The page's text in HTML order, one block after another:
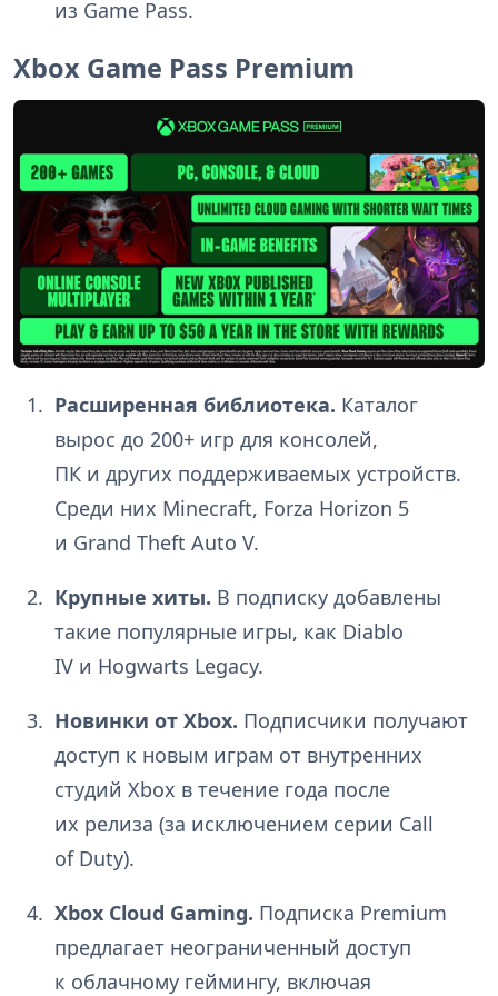
из Game Pass.
Xbox Game Pass Premium
Расширенная библиотека. Каталог
вырос до 200+ игр для консолей,
ПК и других поддерживаемых устройств.
Среди них Minecraft, Forza Horizon 5
и Grand Theft Auto V.
Крупные хиты. В подписку добавлены
такие популярные игры, как Diablo
IV и Hogwarts Legacy.
Новинки от Xbox. Подписчики получают
доступ к новым играм от внутренних
студий Xbox в течение года после
их релиза (за исключением серии Call
of Duty).
Xbox Cloud Gaming. Подписка Premium
предлагает неограниченный доступ
к облачному геймингу, включая